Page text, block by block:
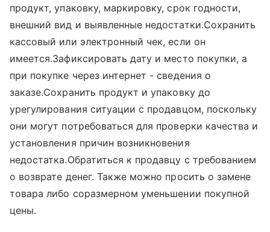
продукт, упаковку, маркировку, срок годности,
внешний вид и выявленные недостатки.Сохранить
кассовый или электронный чек, если он
имеется.Зафиксировать дату и место покупки, а
при покупке через интернет - сведения о
заказе.Сохранить продукт и упаковку до
урегулирования ситуации с продавцом, поскольку
они могут потребоваться для проверки качества и
установления причин возникновения
недостатка.Обратиться к продавцу с требованием
о возврате денег. Также можно просить о замене
товара либо соразмерном уменьшении покупной
цены.